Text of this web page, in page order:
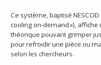
Ce système, baptisé
cooling on-demand »),
théorique pouvant grimper
pour refroidir une pièce ou
selon les chercheurs.